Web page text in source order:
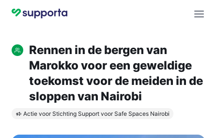
Rennen in de bergen van
Marokko voor een geweldige
toekomst voor de meiden in de
sloppen van Nairobi
Actie voor Stichting Support voor Safe Spaces Nairobi